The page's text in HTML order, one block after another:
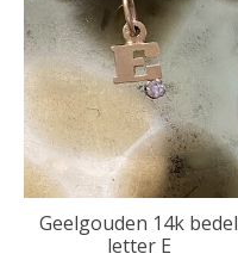
Geelgouden 14k bedel
letter E